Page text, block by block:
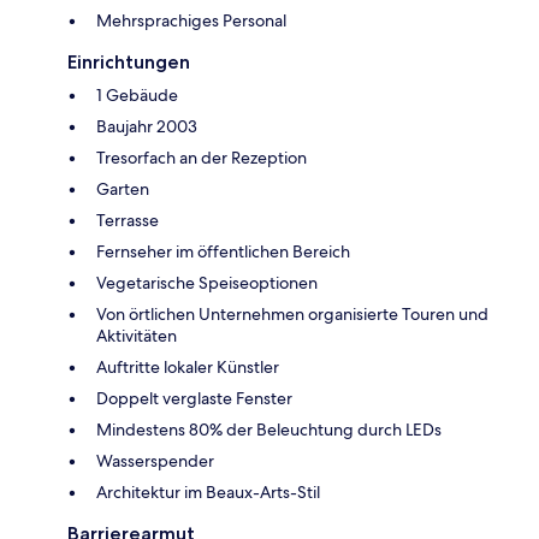
Mehrsprachiges Personal
Einrichtungen
1 Gebäude
Baujahr 2003
Tresorfach an der Rezeption
Garten
Terrasse
Fernseher im öffentlichen Bereich
Vegetarische Speiseoptionen
Von örtlichen Unternehmen organisierte Touren und
Aktivitäten
Auftritte lokaler Künstler
Doppelt verglaste Fenster
Mindestens 80% der Beleuchtung durch LEDs
Wasserspender
Architektur im Beaux-Arts-Stil
Barrierearmut